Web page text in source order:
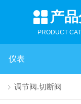
产
PRODUCT
仪表
调节阀.切断阀